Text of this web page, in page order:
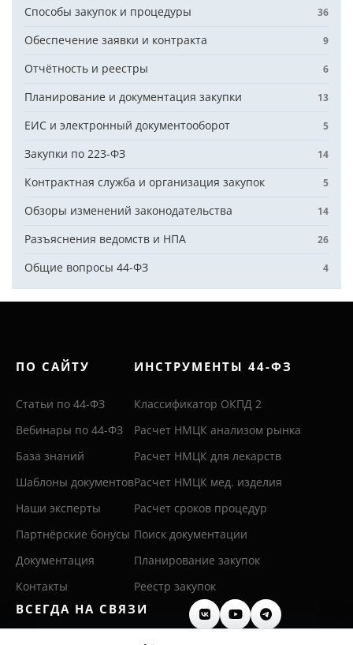
Способы закупок и процедуры 36
Обеспечение заявки и контракта 9
Отчётность и реестры 6
Планирование и документация закупки 13
ЕИС и электронный документооборот 5
Закупки по 223-ФЗ 14
Контрактная служба и организация закупок 5
Обзоры изменений законодательства 14
Разъяснения ведомств и НПА 26
Общие вопросы 44-ФЗ 4
ПО САЙТУ
Статьи по 44-ФЗ
Вебинары по 44-ФЗ
База знаний
Шаблоны документов
Наши эксперты
Партнёрские бонусы
Документация
Контакты
ИНСТРУМЕНТЫ 44-ФЗ
Классификатор ОКПД 2
Расчет НМЦК анализом рынка
Расчет НМЦК для лекарств
Расчет НМЦК мед. изделия
Расчет сроков процедур
Поиск документации
Планирование закупок
Реестр закупок
ВСЕГДА НА СВЯЗИ